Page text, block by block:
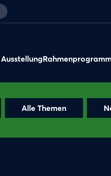
Ausstellung
Alle Themen